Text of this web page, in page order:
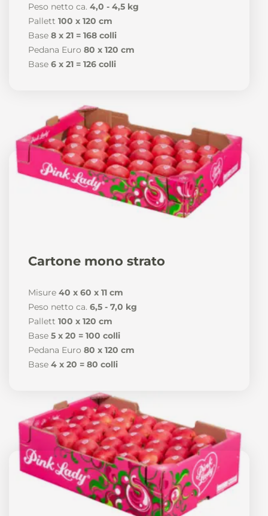
Peso netto ca. 4,0 - 4,5 kg
Pallett 100 x 120 cm
Base 8 x 21 = 168 colli
Pedana Euro 80 x 120 cm
Base 6 x 21 = 126 colli
Cartone mono strato
Misure 40 x 60 x 11 cm
Peso netto ca. 6,5 - 7,0 kg
Pallett 100 x 120 cm
Base 5 x 20 = 100 colli
Pedana Euro 80 x 120 cm
Base 4 x 20 = 80 colli